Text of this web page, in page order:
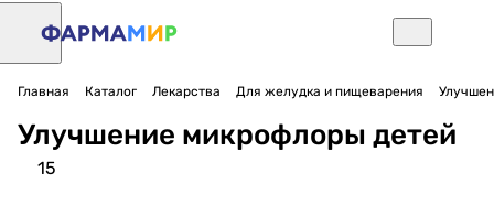
Главная Каталог Лекарства Для желудка и пищеварения
Улучшение микрофлоры детей
15